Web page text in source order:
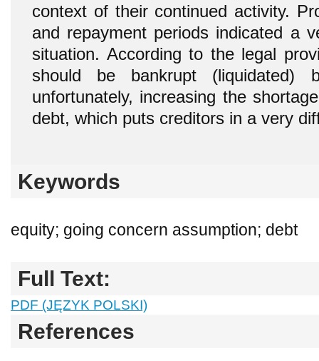
context of their continued activity.
and repayment periods indicated a
situation. According to the legal
should be bankrupt (liquidated)
unfortunately, increasing the
debt, which puts creditors in a very
Keywords
equity; going concern assumption; debt
Full Text:
PDF (JĘZYK POLSKI)
References